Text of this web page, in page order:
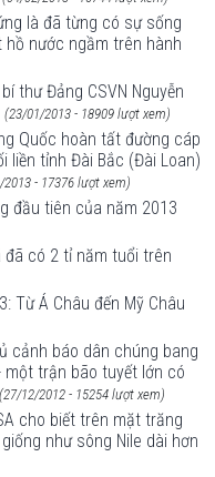
là đã từng có sự sống
nước ngầm trên hành
thư Đảng CSVN Nguyễn
(23/01/2013 - 18909 lượt xem)
Quốc hoàn tất đường cáp
liền tỉnh Đài Bắc (Đài Loan)
- 17376 lượt xem)
đầu tiên của năm 2013
có 2 tỉ năm tuổi trên
Từ Á Châu đến Mỹ Châu
cảnh báo dân chúng bang
một trận bão tuyết lớn có
(27/12/2012 - 15254 lượt xem)
cho biết trên mặt trăng
như sông Nile dài hơn